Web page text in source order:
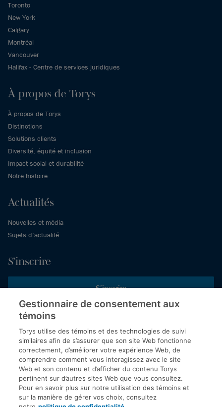
Toronto
New York
Calgary
Montréal
Vancouver
Halifax - Centre de services juridiques
À propos de Torys
À propos de Torys
Distinctions
Solutions clients
Diversité, équité et inclusion
Impact social et durabilité
Notre histoire
Actualités
Nouvelles et média
Sujets d’actualité
S’inscrire
S’inscrire
Inscrivez-vous aux publications de Torys pour recevoir nos derniers
commentaires, notre calendrier de webinaires et d’événements et
plus encore.
© 2026 Société d'avocats Torys S.E.N.C.R.L. Tous droits
réservés.
Politique de protection des renseignements personnels
Gestionnaire de consentement aux
témoins
Torys utilise des témoins et des technologies de suivi
similaires afin de s’assurer que son site Web fonctionne
correctement, d’améliorer votre expérience Web, de
comprendre comment vous interagissez avec le site
Web et son contenu et d’afficher du contenu Torys
pertinent sur d’autres sites Web que vous consultez.
Pour en savoir plus sur notre utilisation des témoins et
sur la manière de gérer vos choix, consultez